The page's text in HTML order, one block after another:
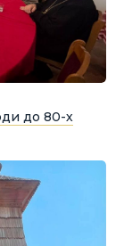
до 80-х